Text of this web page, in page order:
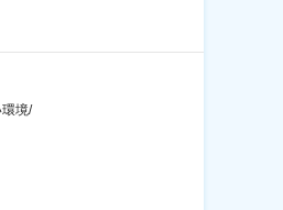
境/